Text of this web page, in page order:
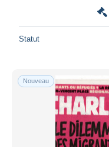
Statut
Nouveau